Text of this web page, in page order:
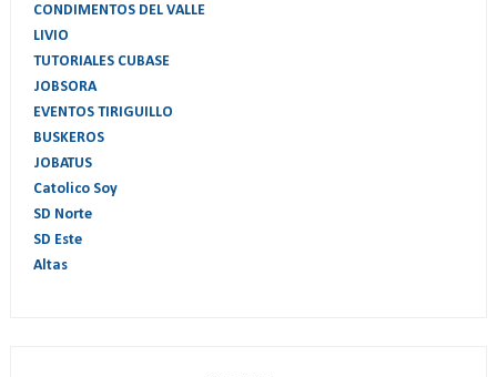
CONDIMENTOS DEL VALLE
LIVIO
TUTORIALES CUBASE
JOBSORA
EVENTOS TIRIGUILLO
BUSKEROS
JOBATUS
Catolico Soy
SD Norte
SD Este
Altas